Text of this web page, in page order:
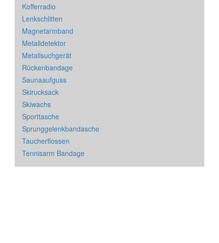
Kofferradio
Lenkschlitten
Magnetarmband
Metalldetektor
Metallsuchgerät
Rückenbandage
Saunaaufguss
Skirucksack
Skiwachs
Sporttasche
Sprunggelenkbandasche
Taucherflossen
Tennisarm Bandage